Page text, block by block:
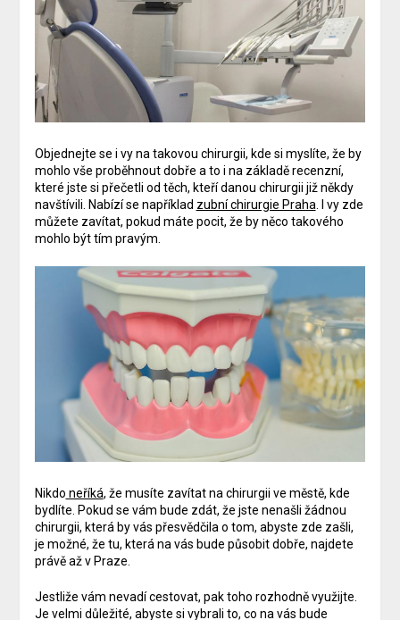
Objednejte se i vy na takovou chirurgii, kde si myslíte, že by
mohlo vše proběhnout dobře a to i na základě recenzní,
které jste si přečetli od těch, kteří danou chirurgii již někdy
navštívili. Nabízí se například zubní chirurgie Praha . I vy zde
můžete zavítat, pokud máte pocit, že by něco takového
mohlo být tím pravým.
Nikdo neříká, že musíte zavítat na chirurgii ve městě, kde
bydlíte. Pokud se vám bude zdát, že jste nenašli žádnou
chirurgii, která by vás přesvědčila o tom, abyste zde zašli,
je možné, že tu, která na vás bude působit dobře, najdete
právě až v Praze.
Jestliže vám nevadí cestovat, pak toho rozhodně využijte.
Je velmi důležité, abyste si vybrali to, co na vás bude